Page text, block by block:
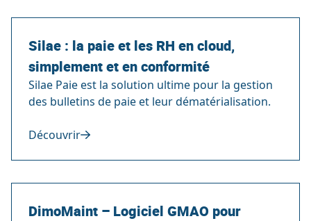
Silae : la paie et les RH en cloud,
simplement et en conformité
Silae Paie est la solution ultime pour la gestion
des bulletins de paie et leur dématérialisation.
Découvrir
DimoMaint – Logiciel GMAO pour